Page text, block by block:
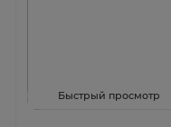
Быстрый просмотр